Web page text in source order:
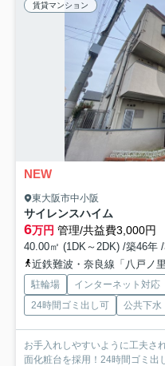
賃貸マンション
NEW
東大阪市中小阪
サイレンスハイム
6万円 管理/共益費3,000円
40.00㎡ (1DK～2DK) /築46年
近鉄難波・奈良線「八戸ノ
駐輪場 インターネット対応
24時間ゴミ出し可
公共下水
お手入れしやすいように工夫さ
面化粧台を採用！24時間ゴミ出